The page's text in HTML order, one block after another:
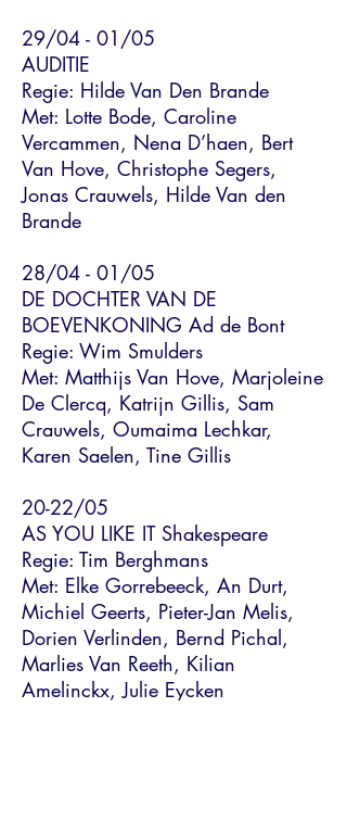
29/04 - 01/05
AUDITIE
Regie: Hilde Van Den Brande
Met: Lotte Bode, Caroline
Vercammen, Nena D’haen, Bert
Van Hove, Christophe Segers,
Jonas Crauwels, Hilde Van den
Brande
28/04 - 01/05
DE DOCHTER VAN DE
BOEVENKONING Ad de Bont
Regie: Wim Smulders
Met: Matthijs Van Hove, Marjoleine
De Clercq, Katrijn Gillis, Sam
Crauwels, Oumaima Lechkar,
Karen Saelen, Tine Gillis
20-22/05
AS YOU LIKE IT Shakespeare
Regie: Tim Berghmans
Met: Elke Gorrebeeck, An Durt,
Michiel Geerts, Pieter-Jan Melis,
Dorien Verlinden, Bernd Pichal,
Marlies Van Reeth, Kilian
Amelinckx, Julie Eycken